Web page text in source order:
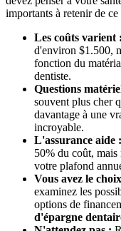
importants à retenir de ce
Les coûts varient :
d'environ $1.500,
fonction du
dentiste.
Questions
souvent plus cher
davantage à une
incroyable.
L'assurance aide :
50% du coût,
votre plafond
Vous avez le
examinez les
options de
d'épargne